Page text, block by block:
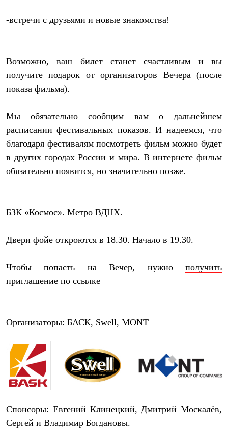
Повязки
Перчатки
Рукавицы
Носки
Полезные аксессуары
Ремни
Шевроны
Опушки
Термоковрики
Уход за одеждой
В Арктику
Коллекции
BASK kids
CITY
ИДЁМ В ПОХОД
Дневник капитана
Компания
История
Контроль качества
Команда Баск
Сотрудничество
Дилерам
Стать дилером
Корпоративным клиентам
Где купить
-встречи с друзьями и новые знакомства!
Возможно, ваш билет станет счастливым и вы
получите подарок от организаторов Вечера (после
показа фильма).
Мы обязательно сообщим вам о дальнейшем
расписании фестивальных показов. И надеемся, что
благодаря фестивалям посмотреть фильм можно будет
в других городах России и мира. В интернете фильм
обязательно появится, но значительно позже.
БЗК «Космос». Метро ВДНХ.
Двери фойе откроются в 18.30. Начало в 19.30.
Чтобы попасть на Вечер, нужно получить
приглашение по ссылке
Организаторы: БАСК, Swell, MONT
Спонсоры: Евгений Клинецкий, Дмитрий Москалёв,
Сергей и Владимир Богдановы.